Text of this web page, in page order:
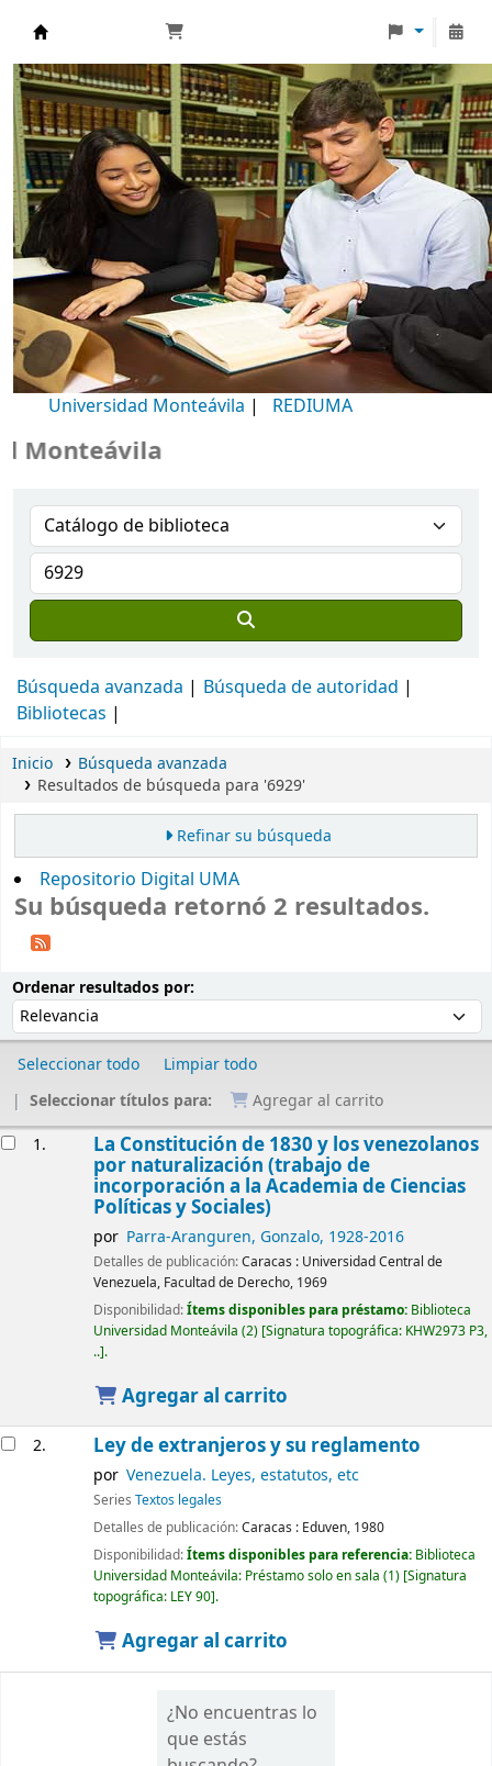
Biblioteca Universidad Monteávila
Universidad Monteávila | REDIUMA
Búsqueda avanzada
Búsqueda de autoridad
Bibliotecas
Inicio
Búsqueda avanzada
Resultados de búsqueda para '6929'
Refinar su búsqueda
Repositorio Digital UMA
Su búsqueda retornó 2 resultados.
Ordenar resultados por:
Seleccionar todo
Limpiar todo
Seleccionar títulos para:
Agregar al carrito
1. La Constitución de 1830 y los venezolanos
por naturalización (trabajo de
incorporación a la Academia de Ciencias
Políticas y Sociales)
por Parra-Aranguren, Gonzalo, 1928-2016
Detalles de publicación:Caracas : Universidad Central de
Venezuela, Facultad de Derecho, 1969
Disponibilidad:Ítems disponibles para préstamo: Biblioteca
Universidad Monteávila (2) Signatura topográfica: KHW2973 P3,
.. .
Agregar al carrito
2. Ley de extranjeros y su reglamento
por Venezuela. Leyes, estatutos, etc
Series Textos legales
Detalles de publicación:Caracas : Eduven, 1980
Disponibilidad:Ítems disponibles para referencia: Biblioteca
Universidad Monteávila: Préstamo solo en sala (1) Signatura
topográfica: LEY 90 .
Agregar al carrito
¿No encuentras lo
que estás